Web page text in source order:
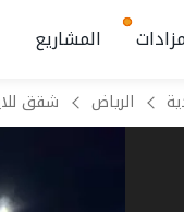
المشاريع
الرياض